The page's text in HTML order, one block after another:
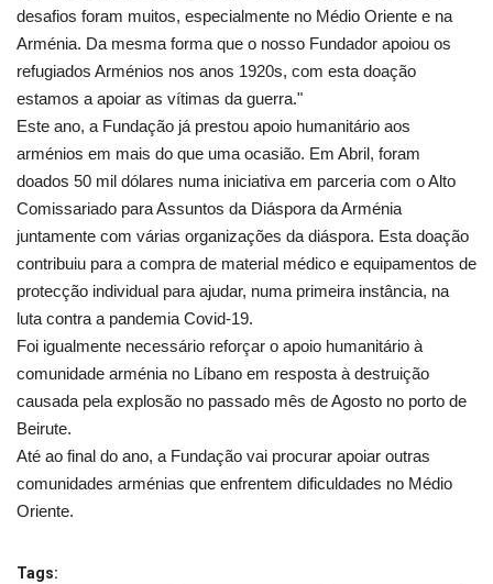
desafios foram muitos, especialmente no Médio Oriente e na
Arménia. Da mesma forma que o nosso Fundador apoiou os
refugiados Arménios nos anos 1920s, com esta doação
estamos a apoiar as vítimas da guerra."
Este ano, a Fundação já prestou apoio humanitário aos
arménios em mais do que uma ocasião. Em Abril, foram
doados 50 mil dólares numa iniciativa em parceria com o Alto
Comissariado para Assuntos da Diáspora da Arménia
juntamente com várias organizações da diáspora. Esta doação
contribuiu para a compra de material médico e equipamentos de
protecção individual para ajudar, numa primeira instância, na
luta contra a pandemia Covid-19.
Foi igualmente necessário reforçar o apoio humanitário à
comunidade arménia no Líbano em resposta à destruição
causada pela explosão no passado mês de Agosto no porto de
Beirute.
Até ao final do ano, a Fundação vai procurar apoiar outras
comunidades arménias que enfrentem dificuldades no Médio
Oriente.
Tags: